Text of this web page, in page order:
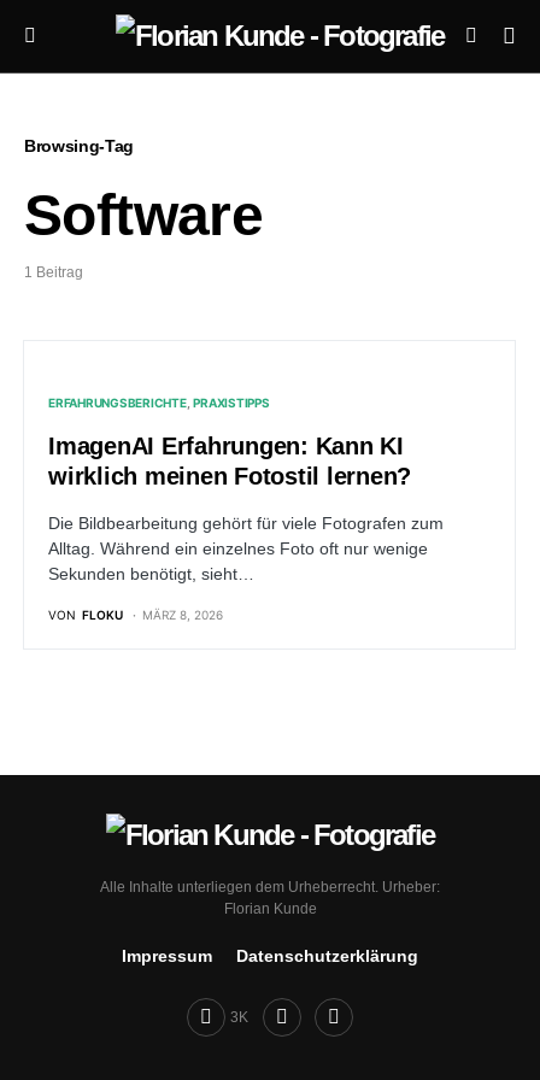
Browsing-Tag
Software
1 Beitrag
ERFAHRUNGSBERICHTE PRAXISTIPPS
ImagenAI Erfahrungen: Kann KI
wirklich meinen Fotostil lernen?
Die Bildbearbeitung gehört für viele Fotografen zum
Alltag. Während ein einzelnes Foto oft nur wenige
Sekunden benötigt, sieht…
VON FLOKU MÄRZ 8, 2026
Alle Inhalte unterliegen dem Urheberrecht. Urheber:
Florian Kunde
Impressum Datenschutz­erklärung
3K